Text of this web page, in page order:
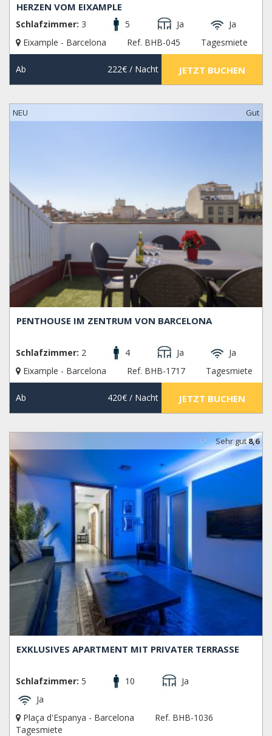
HERZEN VOM EIXAMPLE
Schlafzimmer: 3 5 Ja
Ja
Eixample - Barcelona
Ref. BHB-045 Tagesmiete
Ab 222€/ Nacht JETZT BUCHEN
NEU Gut
PENTHOUSE IM ZENTRUM VON BARCELONA
Schlafzimmer: 2 4 Ja
Ja
Eixample - Barcelona
Ref. BHB-1717 Tagesmiete
Ab 420€/ Nacht JETZT BUCHEN
Sehr gut8,6
EXKLUSIVES APARTMENT MIT PRIVATER TERRASSE
Schlafzimmer: 5 10
Ja
Ja
Plaça d'Espanya - Barcelona
Ref. BHB-1036
Tagesmiete